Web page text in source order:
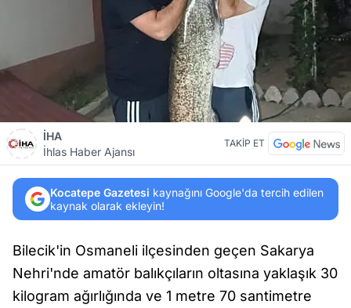
İHA
İhlas Haber Ajansı
TAKİP ET
Kocatepe Gazetesi kaynağını Google'da tercih edilen
kaynak olarak ekleyin!
Bilecik'in Osmaneli ilçesinden geçen Sakarya
Nehri'nde amatör balıkçıların oltasına yaklaşık 30
kilogram ağırlığında ve 1 metre 70 santimetre